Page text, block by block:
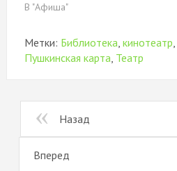
В "Афиша"
Метки: Библиотека, кинотеатр,
Пушкинская карта, Театр
Назад
Вперед